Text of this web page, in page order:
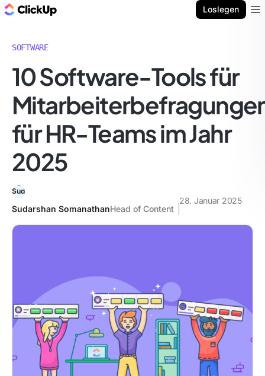
Loslegen
SOFTWARE
10 Software-Tools für
für HR-Teams im Jahr
2025
Sudarshan SomanathanHead of Content
28. Januar 2025